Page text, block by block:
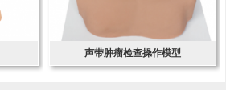
声带肿瘤检查操作模型